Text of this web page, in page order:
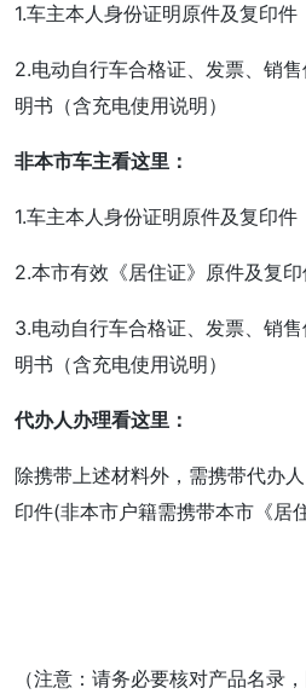
1.车主本人身份证明原件及复印件
2.电动自行车合格证、发票、销
明书（含充电使用说明）
非本市车主看这里：
1.车主本人身份证明原件及复印件
2.本市有效《居住证》原件及复
3.电动自行车合格证、发票、销
明书（含充电使用说明）
代办人办理看这里：
除携带上述材料外，需携带代办
印件(非本市户籍需携带本市《居
（注意：请务必要核对产品名录